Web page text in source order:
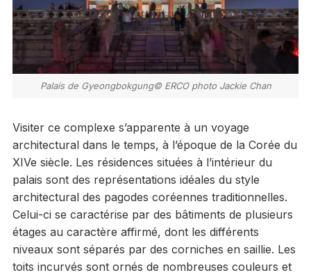
Palais de Gyeongbokgung© ERCO photo Jackie Chan
Visiter ce complexe s’apparente à un voyage
architectural dans le temps, à l’époque de la Corée du
XIVe siècle. Les résidences situées à l’intérieur du
palais sont des représentations idéales du style
architectural des pagodes coréennes traditionnelles.
Celui-ci se caractérise par des bâtiments de plusieurs
étages au caractère affirmé, dont les différents
niveaux sont séparés par des corniches en saillie. Les
toits incurvés sont ornés de nombreuses couleurs et